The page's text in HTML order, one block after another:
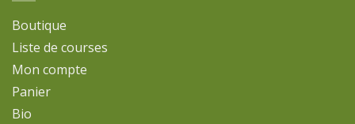
Boutique
Liste de courses
Mon compte
Panier
Bio